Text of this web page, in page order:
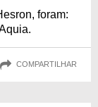
foram:
COMPARTILHAR